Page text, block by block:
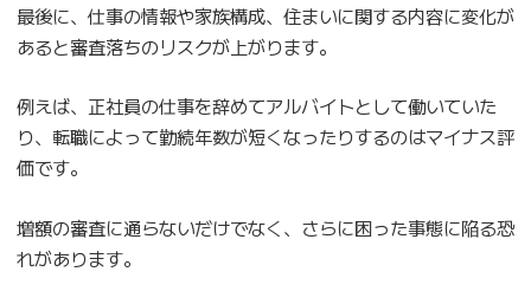
最後に、仕事の情報や家族構成、住まいに関する内容に変化が
あると審査落ちのリスクが上がります。
例えば、正社員の仕事を辞めてアルバイトとして働いていた
り、転職によって勤続年数が短くなったりするのはマイナス評
価です。
増額の審査に通らないだけでなく、さらに困った事態に陥る恐
れがあります。